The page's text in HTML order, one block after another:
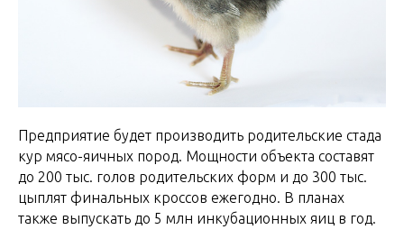
Предприятие будет производить родительские стада
кур мясо-яичных пород. Мощности объекта составят
до 200 тыс. голов родительских форм и до 300 тыс.
цыплят финальных кроссов ежегодно. В планах
также выпускать до 5 млн инкубационных яиц в год.